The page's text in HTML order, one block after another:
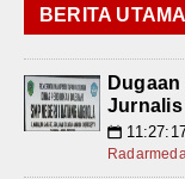
BERITA UTAMA
Jurnalis
📅